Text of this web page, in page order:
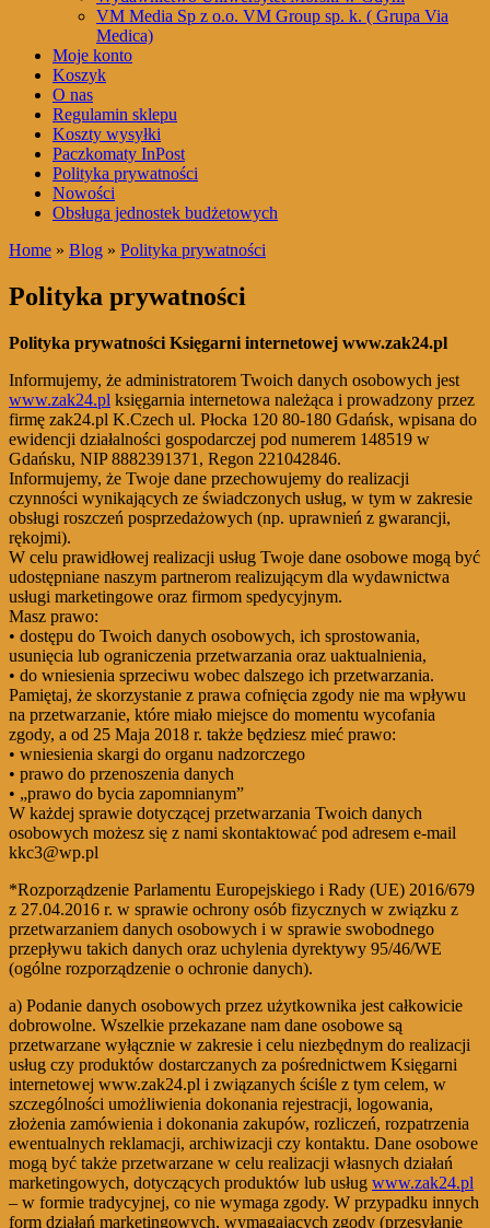
VM Media Sp z o.o. VM Group sp. k. ( Grupa Via
Medica)
Moje konto
Koszyk
O nas
Regulamin sklepu
Koszty wysyłki
Paczkomaty InPost
Polityka prywatności
Nowości
Obsługa jednostek budżetowych
Home » Blog » Polityka prywatności
Polityka prywatności
Polityka prywatności Księgarni internetowej www.zak24.pl
Informujemy, że administratorem Twoich danych osobowych jest
www.zak24.pl księgarnia internetowa należąca i prowadzony przez
firmę zak24.pl K.Czech ul. Płocka 120 80-180 Gdańsk, wpisana do
ewidencji działalności gospodarczej pod numerem 148519 w
Gdańsku, NIP 8882391371, Regon 221042846.
Informujemy, że Twoje dane przechowujemy do realizacji
czynności wynikających ze świadczonych usług, w tym w zakresie
obsługi roszczeń posprzedażowych (np. uprawnień z gwarancji,
rękojmi).
W celu prawidłowej realizacji usług Twoje dane osobowe mogą być
udostępniane naszym partnerom realizującym dla wydawnictwa
usługi marketingowe oraz firmom spedycyjnym.
Masz prawo:
• dostępu do Twoich danych osobowych, ich sprostowania,
usunięcia lub ograniczenia przetwarzania oraz uaktualnienia,
• do wniesienia sprzeciwu wobec dalszego ich przetwarzania.
Pamiętaj, że skorzystanie z prawa cofnięcia zgody nie ma wpływu
na przetwarzanie, które miało miejsce do momentu wycofania
zgody, a od 25 Maja 2018 r. także będziesz mieć prawo:
• wniesienia skargi do organu nadzorczego
• prawo do przenoszenia danych
• „prawo do bycia zapomnianym”
W każdej sprawie dotyczącej przetwarzania Twoich danych
osobowych możesz się z nami skontaktować pod adresem e-mail
kkc3@wp.pl
*Rozporządzenie Parlamentu Europejskiego i Rady (UE) 2016/679
z 27.04.2016 r. w sprawie ochrony osób fizycznych w związku z
przetwarzaniem danych osobowych i w sprawie swobodnego
przepływu takich danych oraz uchylenia dyrektywy 95/46/WE
(ogólne rozporządzenie o ochronie danych).
a) Podanie danych osobowych przez użytkownika jest całkowicie
dobrowolne. Wszelkie przekazane nam dane osobowe są
przetwarzane wyłącznie w zakresie i celu niezbędnym do realizacji
usług czy produktów dostarczanych za pośrednictwem Księgarni
internetowej www.zak24.pl i związanych ściśle z tym celem, w
szczególności umożliwienia dokonania rejestracji, logowania,
złożenia zamówienia i dokonania zakupów, rozliczeń, rozpatrzenia
ewentualnych reklamacji, archiwizacji czy kontaktu. Dane osobowe
mogą być także przetwarzane w celu realizacji własnych działań
marketingowych, dotyczących produktów lub usług www.zak24.pl
– w formie tradycyjnej, co nie wymaga zgody. W przypadku innych
form działań marketingowych, wymagających zgody (przesyłanie